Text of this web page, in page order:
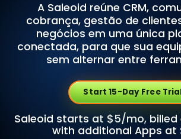
A Saleoid reúne CRM,
cobrança, gestão de
negócios em uma única
conectada, para que sua
sem alternar entre
Start 15-Day Free
Saleoid starts at $5/mo, billed
with additional Apps at